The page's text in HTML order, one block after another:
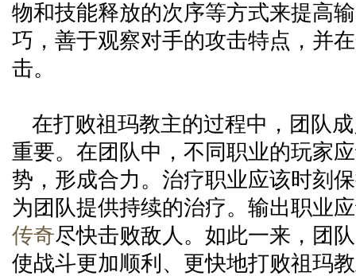
物和技能释放的次序等方式来提高
巧，善于观察对手的攻击特点，并
击。
在打败祖玛教主的过程中，团队
重要。在团队中，不同职业的玩家
势，形成合力。治疗职业应该时刻
为团队提供持续的治疗。输出职业
传奇尽快击败敌人。如此一来，团
使战斗更加顺利、更快地打败祖玛